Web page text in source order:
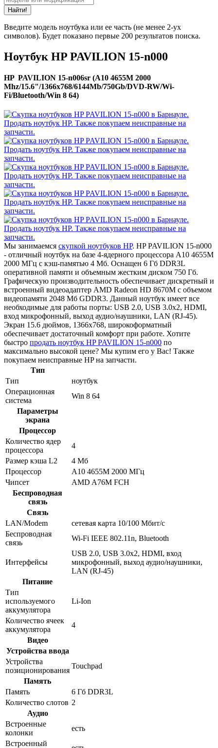
Найти!
Введите модель ноутбука или ее часть (не менее 2-ух
символов). Будет показано первые 200 результатов поиска.
Ноутбук HP PAVILION 15-n000
HP PAVILION 15-n006sr (A10 4655M 2000
Mhz/15.6"/1366x768/6144Mb/750Gb/DVD-RW/Wi-
Fi/Bluetooth/Win 8 64)
Мы занимаемся скупкой ноутбуков HP. HP PAVILION 15-n000
- отличный ноутбук на базе 4-ядерного процессора A10 4655M
2000 МГц с кэш-памятью 4 Мб. Оснащен 6 Гб DDR3L
оперативной памяти и объемным жестким диском 750 Гб.
Графическую производительность обеспечивает дискретный и
встроенный видеоадаптер AMD Radeon HD 8670M с объемом
видеопамяти 2048 Мб GDDR3. Данный ноутбук имеет все
необходимые для работы порты: USB 2.0, USB 3.0x2, HDMI,
вход микрофонный, выход аудио/наушники, LAN (RJ-45).
Экран 15.6 дюймов, 1366x768, широкоформатный
обеспечивает достаточный комфорт при работе. Хотите
быстро продать ноутбук HP PAVILION 15-n000 по
максимально высокой цене? Мы купим его у Вас! Также
покупаем неисправные HP на запчасти.
Тип
Тип
ноутбук
Операционная
система
Win 8 64
Параметры
экрана
Процессор
Количество ядер
процессора
4
Размер кэша L2
4 Мб
Процессор
A10 4655M 2000 МГц
Чипсет
AMD A76M FCH
Беспроводная
связь
Связь
LAN/Modem
сетевая карта 10/100 Мбит/c
Беспроводная
связь
Wi-Fi IEEE 802.11n, Bluetooth
Интерфейсы
USB 2.0, USB 3.0x2, HDMI, вход
микрофонный, выход аудио/наушники,
LAN (RJ-45)
Питание
Тип
используемого
аккумулятора
Li-Ion
Количество ячеек
аккумулятора
4
Видео
Устройства ввода
Устройства
позиционирования
Touchpad
Память
Память
6 Гб DDR3L
Количество слотов 2
Аудио
Встроенные
колонки
есть
Встроенный